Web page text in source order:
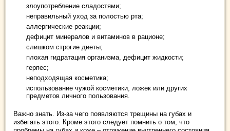
злоупотребление сладостями;
неправильный уход за полостью рта;
аллергические реакции;
дефицит минералов и витаминов в рационе;
слишком строгие диеты;
плохая гидратация организма, дефицит жидкости;
герпес;
неподходящая косметика;
использование чужой косметики, ложек или других
предметов личного пользования.
Важно знать. Из-за чего появляются трещины на губах и
избегать этого. Кроме этого следует помнить о том, что